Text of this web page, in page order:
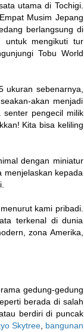
utama di Tochigi.
Musim Jepang
berlangsung di
untuk mengikuti tur
Tobu World
ukuran sebenarnya,
akan menjadi
senter pengecil milik
Kita bisa keliling
dengan miniatur
menjelaskan kepada
kami pribadi.
terkenal di dunia
zona Amerika,
gedung-gedung
berada di salah
berdiri di puncak
Skytree, bangunan